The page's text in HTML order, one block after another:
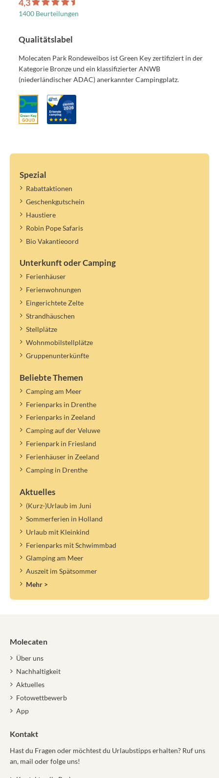
4,3
1400 Beurteilungen
Qualitätslabel
Molecaten Park Rondeweibos ist Green Key zertifiziert in der
Kategorie Bronze und ein klassifizierter ANWB
(niederländischer ADAC) anerkannter Campingplatz.
Spezial
Rabattaktionen
Geschenkgutschein
Haustiere
Robin Pope Safaris
Bio Vakantieoord
Unterkunft oder Camping
Ferienhäuser
Ferienwohnungen
Eingerichtete Zelte
Strandhäuschen
Stellplätze
Wohnmobilstellplätze
Gruppenunterkünfte
Beliebte Themen
Camping am Meer
Ferienparks in Drenthe
Ferienparks in Zeeland
Camping auf der Veluwe
Ferienpark in Friesland
Ferienhäuser in Zeeland
Camping in Drenthe
Aktuelles
(Kurz-)Urlaub im Juni
Sommerferien in Holland
Urlaub mit Kleinkind
Ferienparks mit Schwimmbad
Glamping am Meer
Auszeit im Spätsommer
Mehr >
Molecaten
Über uns
Nachhaltigkeit
Aktuelles
Fotowettbewerb
App
Kontakt
Hast du Fragen oder möchtest du Urlaubstipps erhalten? Ruf uns
an, mail oder folge uns!